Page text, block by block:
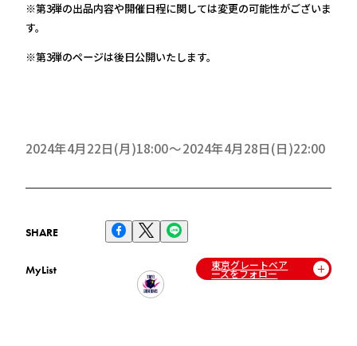
※第3弾の出品内容や開催日程に関しては変更の可能性がございま
す。
※第3弾のページは後日公開いたします。
2024年4月22日(月)18:00 2024年4月28日(日)22:00
SHARE
MyList 東京グレートベア
ーズをフォロー